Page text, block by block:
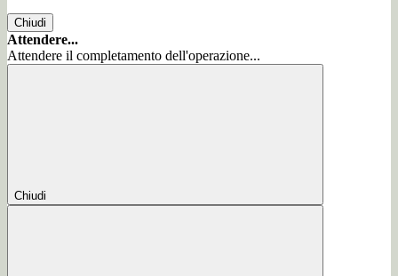
Chiudi
Attendere...
Attendere il completamento dell'operazione...
Chiudi